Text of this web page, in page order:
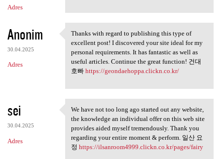
Adres
Anonim
30.04.2025
Adres
Thanks with regard to
Thanks with regard to publishing this type of
excellent post! I discovered your site ideal for my
personal requirements. It has fantastic as well as
useful articles. Continue the great function! 건대
호빠 https://geondaehoppa.clickn.co.kr/
sei
30.04.2025
Adres
We have not too long ago
We have not too long ago started out any website,
the knowledge an individual offer on this web site
provides aided myself tremendously. Thank you
regarding your entire moment & perform. 일산 요
정 https://ilsanroom4999.clickn.co.kr/pages/fairy